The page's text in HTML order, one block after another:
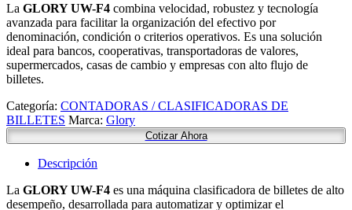
La GLORY UW-F4 combina velocidad, robustez y tecnología
avanzada para facilitar la organización del efectivo por
denominación, condición o criterios operativos. Es una solución
ideal para bancos, cooperativas, transportadoras de valores,
supermercados, casas de cambio y empresas con alto flujo de
billetes.
Categoría: CONTADORAS / CLASIFICADORAS DE
BILLETES Marca: Glory
Cotizar Ahora
Descripción
La GLORY UW-F4 es una máquina clasificadora de billetes de alto
desempeño, desarrollada para automatizar y optimizar el